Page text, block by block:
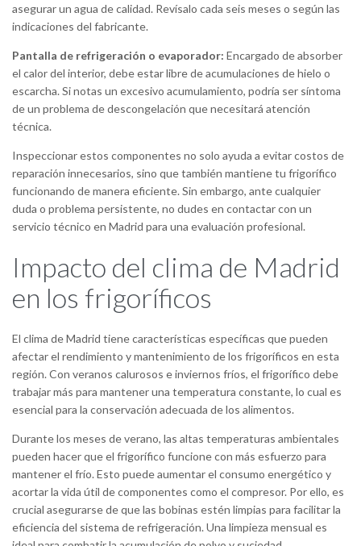
asegurar un agua de calidad. Revísalo cada seis meses o según las
indicaciones del fabricante.
Pantalla de refrigeración o evaporador: Encargado de absorber
el calor del interior, debe estar libre de acumulaciones de hielo o
escarcha. Si notas un excesivo acumulamiento, podría ser síntoma
de un problema de descongelación que necesitará atención
técnica.
Inspeccionar estos componentes no solo ayuda a evitar costos de
reparación innecesarios, sino que también mantiene tu frigorífico
funcionando de manera eficiente. Sin embargo, ante cualquier
duda o problema persistente, no dudes en contactar con un
servicio técnico en Madrid para una evaluación profesional.
Impacto del clima de Madrid
en los frigoríficos
El clima de Madrid tiene características específicas que pueden
afectar el rendimiento y mantenimiento de los frigoríficos en esta
región. Con veranos calurosos e inviernos fríos, el frigorífico debe
trabajar más para mantener una temperatura constante, lo cual es
esencial para la conservación adecuada de los alimentos.
Durante los meses de verano, las altas temperaturas ambientales
pueden hacer que el frigorífico funcione con más esfuerzo para
mantener el frío. Esto puede aumentar el consumo energético y
acortar la vida útil de componentes como el compresor. Por ello, es
crucial asegurarse de que las bobinas estén limpias para facilitar la
eficiencia del sistema de refrigeración. Una limpieza mensual es